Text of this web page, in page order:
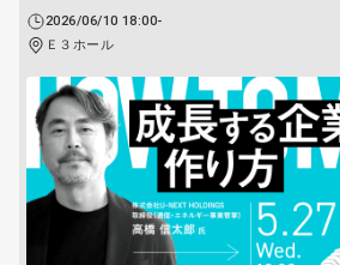
2026/06/10 18:00-
Ｅ３ホール